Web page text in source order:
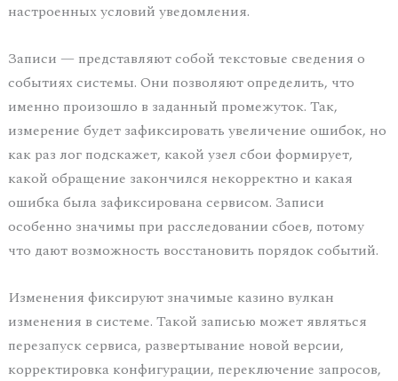
настроенных условий уведомления.
Записи — представляют собой текстовые сведения о
событиях системы. Они позволяют определить, что
именно произошло в заданный промежуток. Так,
измерение будет зафиксировать увеличение ошибок, но
как раз лог подскажет, какой узел сбои формирует,
какой обращение закончился некорректно и какая
ошибка была зафиксирована сервисом. Записи
особенно значимы при расследовании сбоев, потому
что дают возможность восстановить порядок событий.
Изменения фиксируют значимые казино вулкан
изменения в системе. Такой записью может являться
перезапуск сервиса, развертывание новой версии,
корректировка конфигурации, переключение запросов,